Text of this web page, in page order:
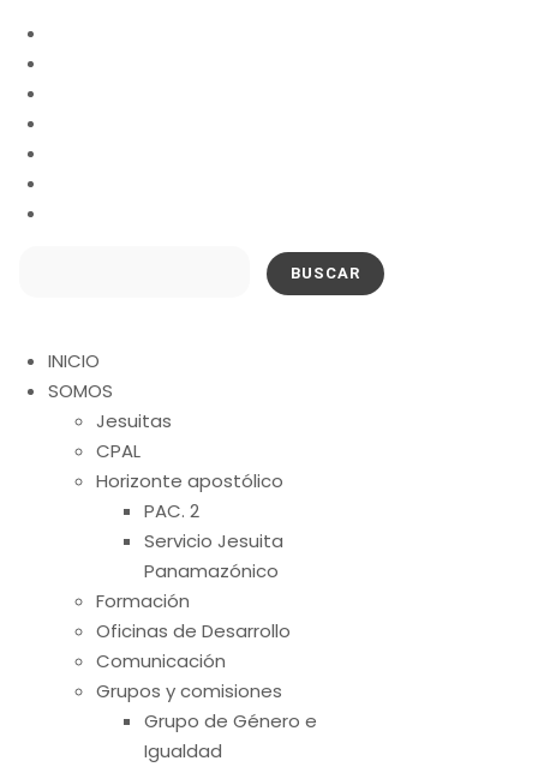
INICIO
SOMOS
Jesuitas
CPAL
Horizonte apostólico
PAC. 2
Servicio Jesuita
Panamazónico
Formación
Oficinas de Desarrollo
Comunicación
Grupos y comisiones
Grupo de Género e
Igualdad